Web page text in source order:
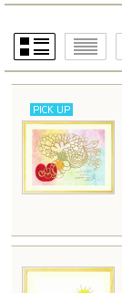
PICK UP